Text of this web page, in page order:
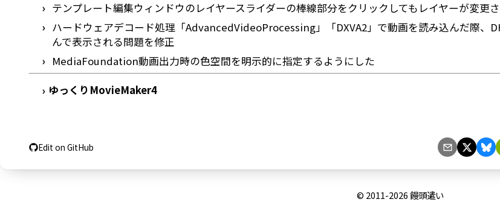
テンプレート編集ウィンドウのレイヤースライダーの棒線部分をクリックしてもレイヤーが変更
ハードウェアデコード処理「AdvancedVideoProcessing」「DXVA2」で動画を読み込んだ際、
んで表示される問題を修正
MediaFoundation動画出力時の色空間を明示的に指定するようにした
› ゆっくりMovieMaker4
Edit on GitHub
© 2011-2026饅頭遣い